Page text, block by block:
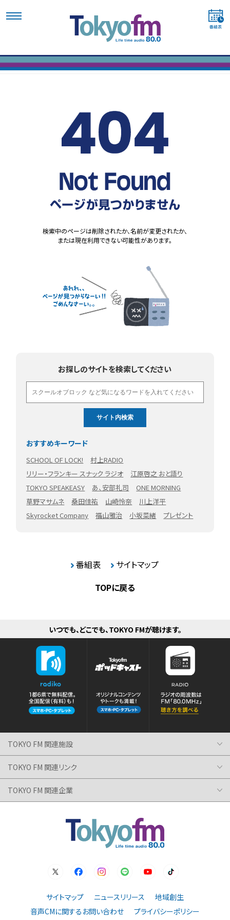
検索中のページは削除されたか、名前が変更されたか、
または現在利用できない可能性があります。
お探しのサイトを検索してください
おすすめキーワード
SCHOOL OF LOCK!
村上RADIO
リリー・フランキー スナック ラジオ
江原啓之 おと語り
TOKYO SPEAKEASY
あ、安部礼司
ONE MORNING
草野マサムネ
桑田佳祐 山崎怜奈
川上洋平
Skyrocket Company
福山雅治 小坂菜緒 プレゼント
番組表
サイトマップ
TOPに戻る
いつでも、どこでも、TOKYO FMが聴けます。
TOKYO FM 関連施設
TOKYO FM 関連リンク
TOKYO FM 関連企業
サイトマップ ニュースリリース
地域創生
音声CMに関するお問い合わせ
プライバシーポリシー